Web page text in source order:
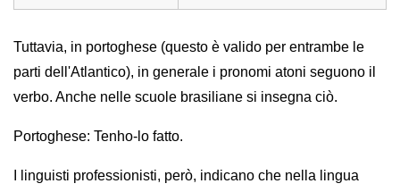
Tuttavia, in portoghese (questo è valido per entrambe le
parti dell'Atlantico), in generale i pronomi atoni seguono il
verbo. Anche nelle scuole brasiliane si insegna ciò.
Portoghese: Tenho-lo fatto.
I linguisti professionisti, però, indicano che nella lingua